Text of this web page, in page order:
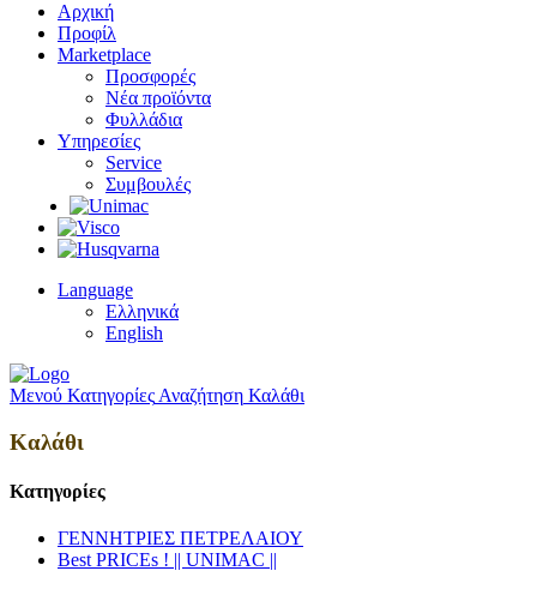
Αρχική
Προφίλ
Marketplace
Προσφορές
Νέα προϊόντα
Φυλλάδια
Υπηρεσίες
Service
Συμβουλές
Language
Ελληνικά
English
Μενού Κατηγορίες Αναζήτηση Καλάθι
Καλάθι
Κατηγορίες
ΓΕΝΝΗΤΡΙΕΣ ΠΕΤΡΕΛΑΙΟΥ
Best PRICEs ! || UNIMAC ||